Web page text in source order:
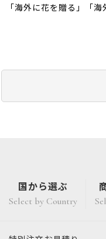
「海外に花を贈る」「
国から選ぶ
Select by Country